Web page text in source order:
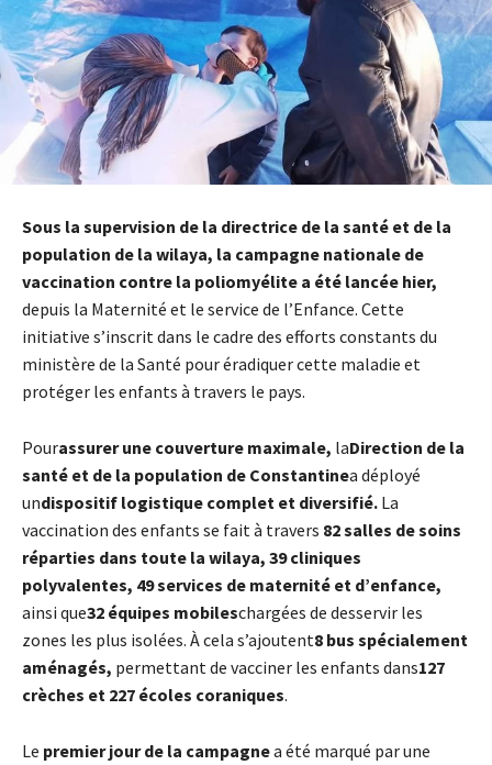
Sous la supervision de la directrice de la santé et de la
population de la wilaya, la campagne nationale de
vaccination contre la poliomyélite a été lancée hier,
depuis la Maternité et le service de l’Enfance. Cette
initiative s’inscrit dans le cadre des efforts constants du
ministère de la Santé pour éradiquer cette maladie et
protéger les enfants à travers le pays.
Pourassurer une couverture maximale, laDirection de la
santé et de la population de Constantinea déployé
undispositif logistique complet et diversifié. La
vaccination des enfants se fait à travers 82 salles de soins
réparties dans toute la wilaya, 39 cliniques
polyvalentes, 49 services de maternité et d’enfance,
ainsi que32 équipes mobileschargées de desservir les
zones les plus isolées. À cela s’ajoutent8 bus spécialement
aménagés, permettant de vacciner les enfants dans127
crèches et 227 écoles coraniques.
Le premier jour de la campagnea été marqué par une